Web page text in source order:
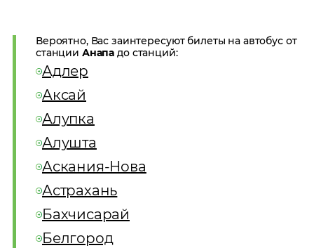
Вероятно, Вас заинтересуют билеты на автобус от
станции Анапа до станций:
Адлер
Аксай
Алупка
Алушта
Аскания-Нова
Астрахань
Бахчисарай
Белгород